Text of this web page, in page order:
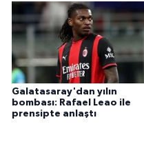
Galatasaray'dan yılın
bombası: Rafael Leao ile
prensipte anlaştı